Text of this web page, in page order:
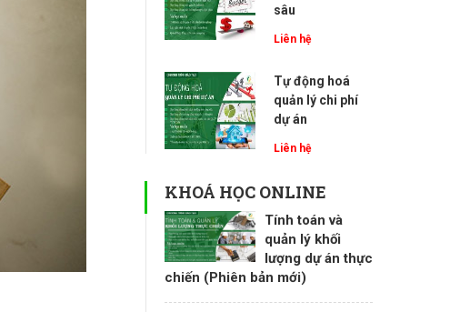
sâu
Liên hệ
Tự động hoá
quản lý chi phí
dự án
Liên hệ
KHOÁ HỌC ONLINE
Tính toán và
quản lý khối
lượng dự án thực
chiến (Phiên bản mới)